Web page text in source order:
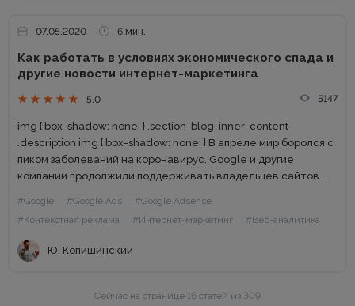
07.05.2020 6 мин.
Как работать в условиях экономического спада и
другие новости интернет-маркетинга
5.0 5147
img { box-shadow: none; } .section-blog-inner-content
.description img { box-shadow: none; } В апреле мир боролся с
пиком заболеваний на коронавирус. Google и другие
компании продолжили поддерживать владельцев сайтов
Webpromo в апреле в режиме самоизоляции следили...
#Google #Google Ads
#Google Adsense
#Контекстная реклама
#Интернет-маркетинг #Веб-аналитика
Ю. Копишинский
Сейчас на странице 16 статей из 309